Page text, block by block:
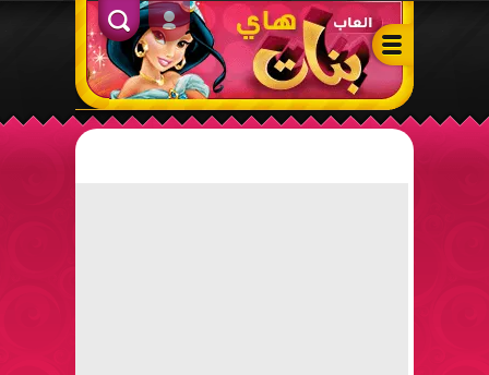
ألعاب بنات هاي – أفضل ألعاب تلبيس، مكياج، طبخ وأنشطة ممتعة
الدخول